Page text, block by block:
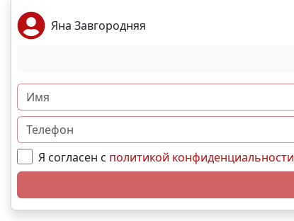
Яна Завгородняя
Я согласен с политикой конфиденциальности